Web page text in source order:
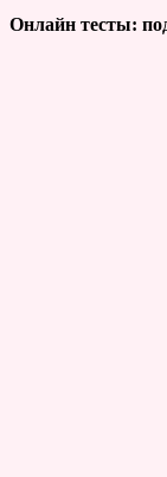
Онлайн тесты: